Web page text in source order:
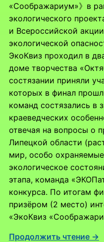
«Соображариум»》в
экологического
и Всероссийской
экологической
ЭкоКвиз проходил в
доме творчества
состязании приняли
которых в финал
команд состязались в
краеведческих
отвечая на вопросы о
Липецкой области
мир, особо
экологическое
этапа, команда
конкурса. По итогам
призёром (2 место)
«ЭкоКвиз
Продолжить чтение →